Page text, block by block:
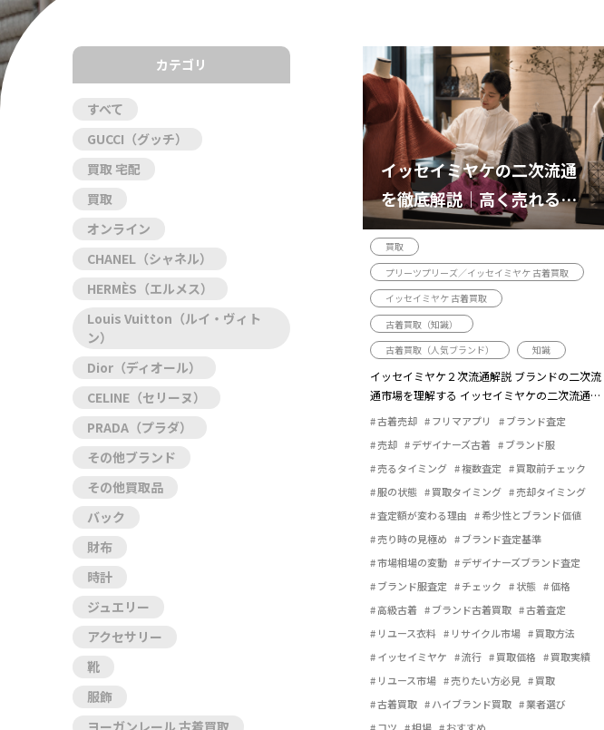
カテゴリ
すべて
GUCCI（グッチ）
買取 宅配
買取
オンライン
CHANEL（シャネル）
HERMÈS（エルメス）
Louis Vuitton（ルイ・ヴィト
ン）
Dior（ディオール）
CELINE（セリーヌ）
PRADA（プラダ）
その他ブランド
その他買取品
バック
財布
時計
ジュエリー
アクセサリー
靴
服飾
ヨーガンレール 古着買取
イッセイミヤケの二次流通
を徹底解説｜高く売れるラ
イン・中古相場・買取のコ
ツ
買取
プリーツプリーズ／イッセイミヤケ 古着買取
イッセイミヤケ 古着買取
古着買取（知識）
古着買取（人気ブランド）
知識
イッセイミヤケ２次流通解説 ブランドの二次流
通市場を理解する イッセイミヤケの二次流通
は、過去のコ...
古着売却 フリマアプリ
ブランド査定
売却
デザイナーズ古着
ブランド服
売るタイミング
複数査定
買取前チェック
服の状態
買取タイミング
売却タイミング
査定額が変わる理由
希少性とブランド価値
売り時の見極め
ブランド査定基準
市場相場の変動
デザイナーズブランド査定
ブランド服査定
チェック 状態
価格
高級古着
ブランド古着買取
古着査定
リユース衣料
リサイクル市場
買取方法
イッセイミヤケ
流行 買取価格
買取実績
リユース市場
売りたい方必見
買取
古着買取
ハイブランド買取
業者選び
コツ
相場
おすすめ